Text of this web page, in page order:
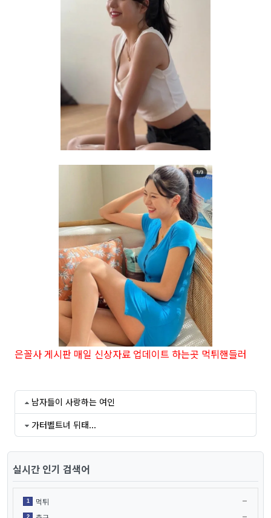
은꼴사 게시판 매일 신상자료 업데이트 하는곳 먹튀핸들러
남자들이 사랑하는 여인
가터벨트녀 뒤태...
실시간 인기 검색어
1 먹튀
2